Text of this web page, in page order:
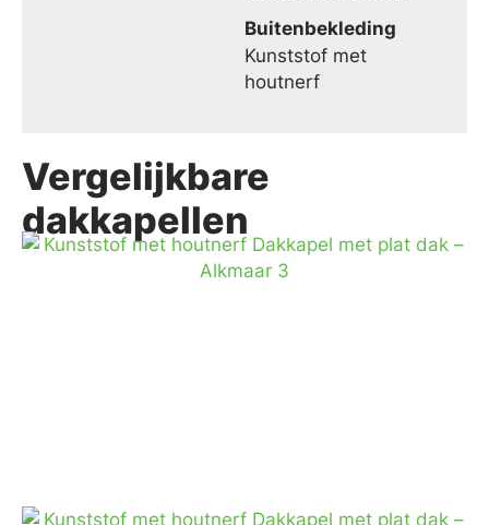
Buitenbekleding
Kunststof met
houtnerf
Vergelijkbare
dakkapellen